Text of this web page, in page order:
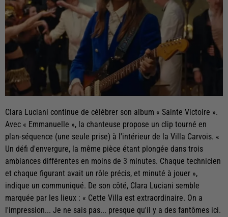
Clara Luciani continue de célébrer son album « Sainte Victoire ».
Avec « Emmanuelle », la chanteuse propose un clip tourné en
plan-séquence (une seule prise) à l'intérieur de la Villa Carvois. «
Un défi d'envergure, la même pièce étant plongée dans trois
ambiances différentes en moins de 3 minutes. Chaque technicien
et chaque figurant avait un rôle précis, et minuté à jouer »,
indique un communiqué. De son côté, Clara Luciani semble
marquée par les lieux : « Cette Villa est extraordinaire. On a
l'impression... Je ne sais pas... presque qu'il y a des fantômes ici.